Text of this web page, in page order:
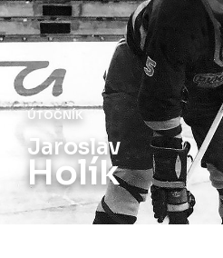
ÚTOČNÍK
Jiří
Holík